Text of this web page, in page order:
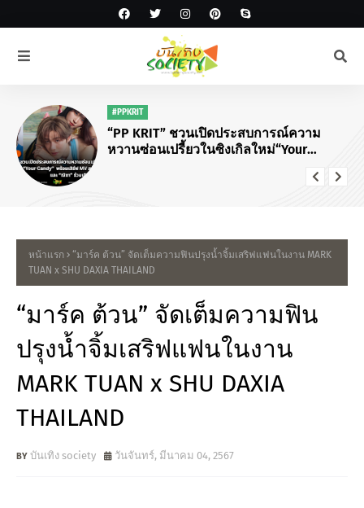
#MUSIC
คนไทยเป็นอะไรกับคนเก่า!“INC MATAWEE”
ส่งเพลง “รอบที่ล้าน (Loop)”
หน้าแรก
“มาร์ค ต้วน” จัดเต็มความฟินปรุงน้ำจิ้มเสริฟแฟนในงาน MARK
TUAN x SHU DAXIA THAILAND
“มาร์ค ต้วน” จัดเต็มความฟิน
ปรุงน้ำจิ้มเสริฟแฟนในงาน
MARK TUAN x SHU DAXIA
THAILAND
บันเทิง society วันจันทร์, มีนาคม 04, 2567